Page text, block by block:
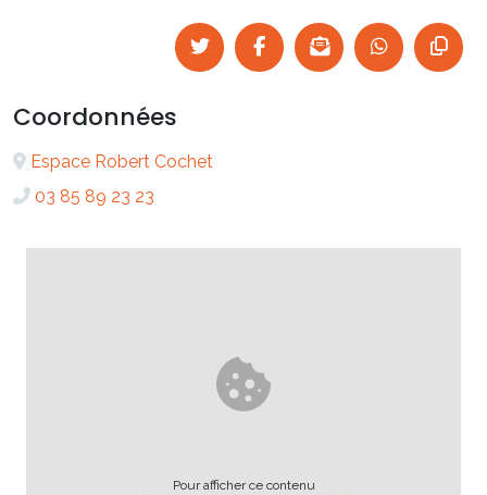
Coordonnées
Espace Robert Cochet
03 85 89 23 23
Pour afficher ce contenu